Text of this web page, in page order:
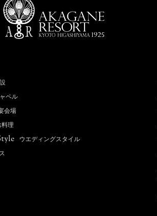
ペル
会場
料理
ウエディングスタイル